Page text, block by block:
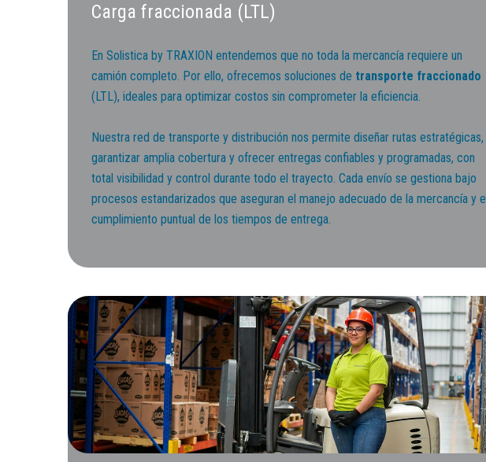
Carga fraccionada (LTL)
En Solistica by TRAXION entendemos que no toda la mercancía requiere un
camión completo. Por ello, ofrecemos soluciones de transporte fraccionado
(LTL), ideales para optimizar costos sin comprometer la eficiencia.
Nuestra red de transporte y distribución nos permite diseñar rutas estratégicas,
garantizar amplia cobertura y ofrecer entregas confiables y programadas, con
total visibilidad y control durante todo el trayecto. Cada envío se gestiona bajo
procesos estandarizados que aseguran el manejo adecuado de la mercancía y el
cumplimiento puntual de los tiempos de entrega.